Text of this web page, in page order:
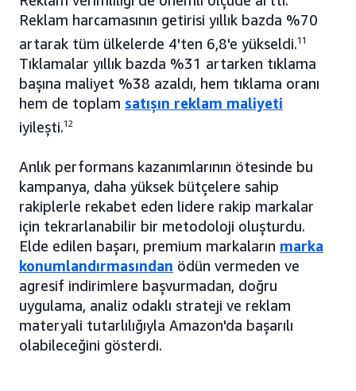
Reklam harcamasının getirisi yıllık bazda %70
artarak tüm ülkelerde 4'ten 6,8'e yükseldi.11
Tıklamalar yıllık bazda %31 artarken tıklama
başına maliyet %38 azaldı, hem tıklama oranı
hem de toplam satışın reklam maliyeti
iyileşti.12
Anlık performans kazanımlarının ötesinde bu
kampanya, daha yüksek bütçelere sahip
rakiplerle rekabet eden lidere rakip markalar
için tekrarlanabilir bir metodoloji oluşturdu.
Elde edilen başarı, premium markaların marka
konumlandırmasından ödün vermeden ve
agresif indirimlere başvurmadan, doğru
uygulama, analiz odaklı strateji ve reklam
materyali tutarlılığıyla Amazon'da başarılı
olabileceğini gösterdi.